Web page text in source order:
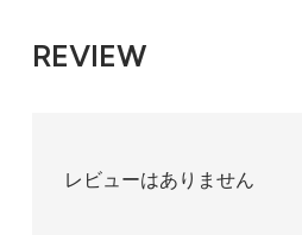
REVIEW
レビューはありません